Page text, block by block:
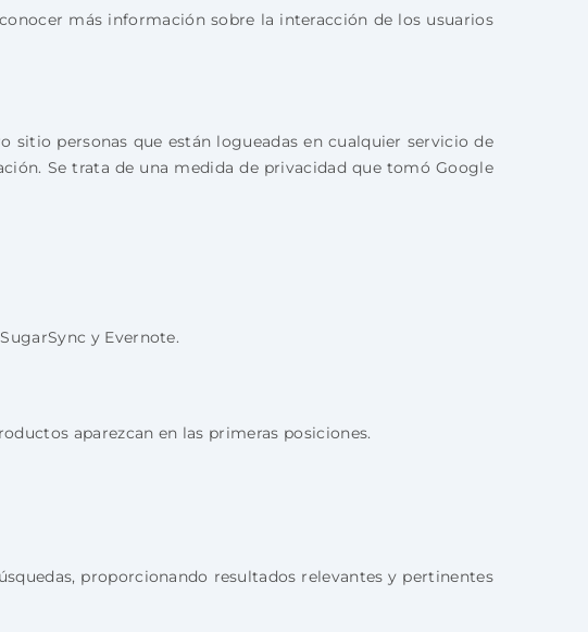
más información sobre la interacción de los usuarios
sitio personas que están logueadas en cualquier servicio de
Se trata de una medida de privacidad que tomó Google
y Evernote.
aparezcan en las primeras posiciones.
proporcionando resultados relevantes y pertinentes